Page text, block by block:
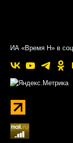
ИА «Время Н» в